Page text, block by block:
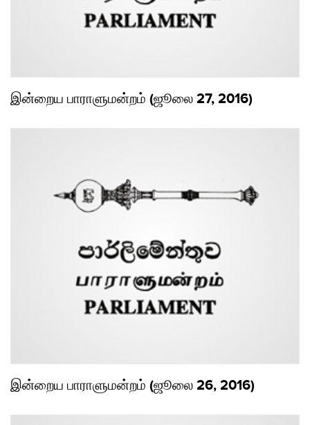
இன்றைய பாராளுமன்றம் (ஜூலை 27, 2016)
இன்றைய பாராளுமன்றம் (ஜூலை 26, 2016)